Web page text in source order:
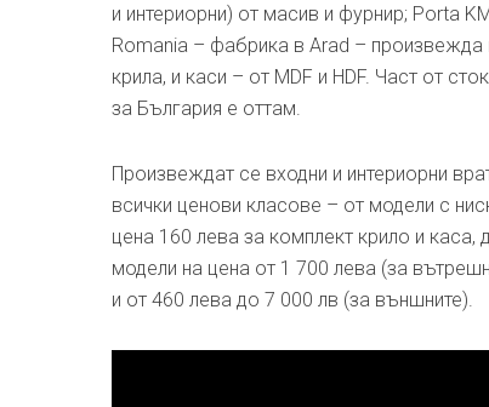
и интериорни) от масив и фурнир; Porta
Romania – фабрика в Arad – произвежда
крила, и каси – от MDF и HDF. Част от
за България е оттам.
Произвеждат се входни и интериорни
всички ценови класове – от модели с
цена 160 лева за комплект крило и каса,
модели на цена от 1 700 лева (за
и от 460 лева до 7 000 лв (за външните).